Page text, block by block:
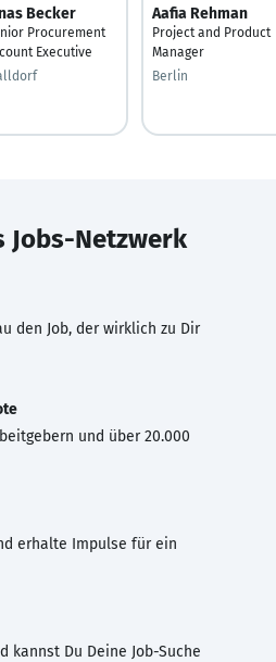
Becker
Procurement
Executive
Aafia Rehman
Project and Product
Manager
Berlin
Jobs-Netzwerk
den Job, der wirklich zu Dir
und über 20.000
erhalte Impulse für ein
kannst Du Deine Job-Suche